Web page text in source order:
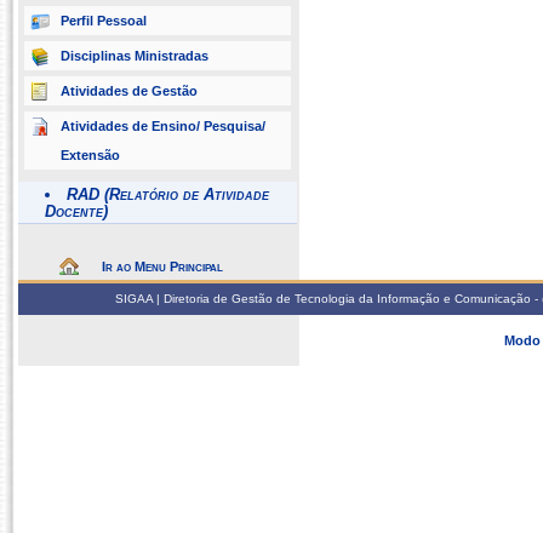
Perfil Pessoal
Disciplinas Ministradas
Atividades de Gestão
Atividades de Ensino/ Pesquisa/
Extensão
RAD (Relatório de Atividade
Docente)
Ir ao Menu Principal
SIGAA | Diretoria de Gestão de Tecnologia da Informação e
Modo